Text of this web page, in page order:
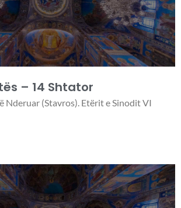
– 14 Shtator
Nderuar (Stavros). Etërit e Sinodit VI